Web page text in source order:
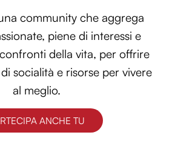
community che aggrega
piene di interessi e
della vita, per offrire
socialità e risorse per vivere
al meglio.
ANCHE TU